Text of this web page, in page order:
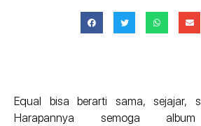
Equal bisa berarti sama, sejajar,
Harapannya semoga